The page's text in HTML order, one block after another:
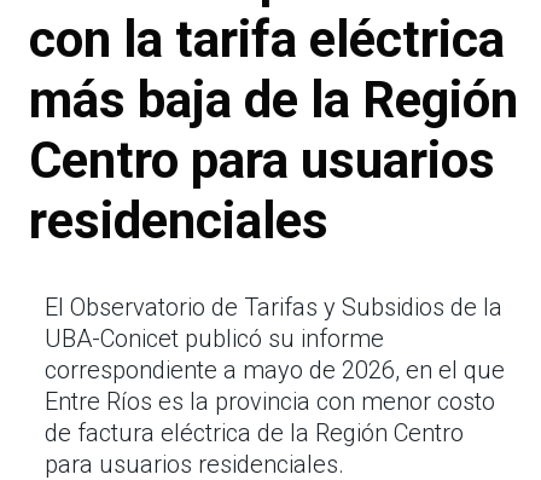
con la tarifa eléctrica
más baja de la Región
Centro para usuarios
residenciales
El Observatorio de Tarifas y Subsidios de la
UBA-Conicet publicó su informe
correspondiente a mayo de 2026, en el que
Entre Ríos es la provincia con menor costo
de factura eléctrica de la Región Centro
para usuarios residenciales.